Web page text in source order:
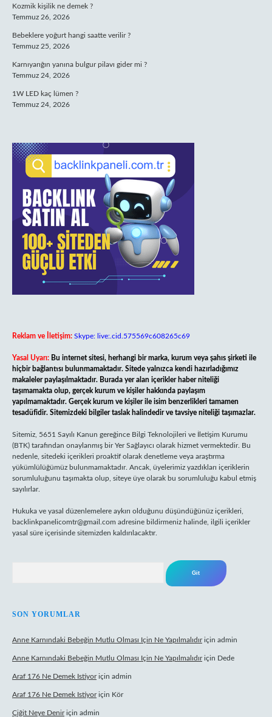
Kozmik kişilik ne demek ?
Temmuz 26, 2026
Bebeklere yoğurt hangi saatte verilir ?
Temmuz 25, 2026
Karnıyarığın yanına bulgur pilavı gider mi ?
Temmuz 24, 2026
1W LED kaç lümen ?
Temmuz 24, 2026
Reklam ve İletişim: Skype: live:.cid.575569c608265c69
Yasal Uyarı: Bu internet sitesi, herhangi bir marka, kurum veya şahıs şirketi ile
hiçbir bağlantısı bulunmamaktadır. Sitede yalnızca kendi hazırladığımız
makaleler paylaşılmaktadır. Burada yer alan içerikler haber niteliği
taşımamakta olup, gerçek kurum ve kişiler hakkında paylaşım
yapılmamaktadır. Gerçek kurum ve kişiler ile isim benzerlikleri tamamen
tesadüfidir. Sitemizdeki bilgiler taslak halindedir ve tavsiye niteliği taşımazlar.
Sitemiz, 5651 Sayılı Kanun gereğince Bilgi Teknolojileri ve İletişim Kurumu
(BTK) tarafından onaylanmış bir Yer Sağlayıcı olarak hizmet vermektedir. Bu
nedenle, sitedeki içerikleri proaktif olarak denetleme veya araştırma
yükümlülüğümüz bulunmamaktadır. Ancak, üyelerimiz yazdıkları içeriklerin
sorumluluğunu taşımakta olup, siteye üye olarak bu sorumluluğu kabul etmiş
sayılırlar.
Hukuka ve yasal düzenlemelere aykırı olduğunu düşündüğünüz içerikleri,
backlinkpanelicomtr@gmail.com adresine bildirmeniz halinde, ilgili içerikler
yasal süre içerisinde sitemizden kaldırılacaktır.
SON YORUMLAR
Anne Karnındaki Bebeğin Mutlu Olması Için Ne Yapılmalıdıriçin admin
Anne Karnındaki Bebeğin Mutlu Olması Için Ne Yapılmalıdıriçin Dede
Araf 176 Ne Demek Istiyoriçin admin
Araf 176 Ne Demek Istiyoriçin Kör
Çiğit Neye Deniriçin admin